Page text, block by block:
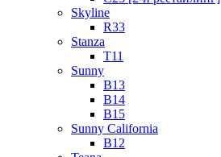
Skyline
R33
Stanza
T11
Sunny
B13
B14
B15
Sunny California
B12